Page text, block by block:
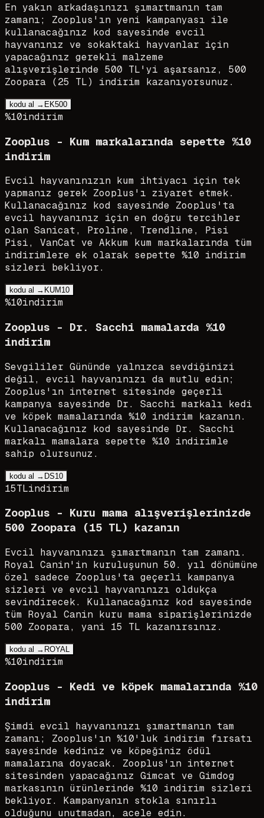
En yakın arkadaşınızı şımartmanın tam
zamanı; Zooplus'ın yeni kampanyası ile
kullanacağınız kod sayesinde evcil
hayvanınız ve sokaktaki hayvanlar için
yapacağınız gerekli malzeme
alışverişlerinde 500 TL'yi aşarsanız, 500
Zoopara (25 TL) indirim kazanıyorsunuz.
kodu al → EK500
%10indirim
Zooplus - Kum markalarında sepette %10
indirim
Evcil hayvanınızın kum ihtiyacı için tek
yapmanız gerek Zooplus'ı ziyaret etmek.
Kullanacağınız kod sayesinde Zooplus'ta
evcil hayvanınız için en doğru tercihler
olan Sanicat, Proline, Trendline, Pisi
Pisi, VanCat ve Akkum kum markalarında tüm
indirimlere ek olarak sepette %10 indirim
sizleri bekliyor.
kodu al → KUM10
%10indirim
Zooplus - Dr. Sacchi mamalarda %10
indirim
Sevgililer Gününde yalnızca sevdiğinizi
değil, evcil hayvanınızı da mutlu edin;
Zooplus'ın internet sitesinde geçerli
kampanya sayesinde Dr. Sacchi markalı kedi
ve köpek mamalarında %10 indirim kazanın.
Kullanacağınız kod sayesinde Dr. Sacchi
markalı mamalara sepette %10 indirimle
sahip olursunuz.
kodu al → DS10
15TLindirim
Zooplus - Kuru mama alışverişlerinizde
500 Zoopara (15 TL) kazanın
Evcil hayvanınızı şımartmanın tam zamanı.
Royal Canin'in kuruluşunun 50. yıl dönümüne
özel sadece Zooplus'ta geçerli kampanya
sizleri ve evcil hayvanınızı oldukça
sevindirecek. Kullanacağınız kod sayesinde
tüm Royal Canin kuru mama siparişlerinizde
500 Zoopara, yani 15 TL kazanırsınız.
kodu al → ROYAL
%10indirim
Zooplus - Kedi ve köpek mamalarında %10
indirim
Şimdi evcil hayvanınızı şımartmanın tam
zamanı; Zooplus'ın %10'luk indirim fırsatı
sayesinde kediniz ve köpeğiniz ödül
mamalarına doyacak. Zooplus'ın internet
sitesinden yapacağınız Gimcat ve Gimdog
markasının ürünlerinde %10 indirim sizleri
bekliyor. Kampanyanın stokla sınırlı
olduğunu unutmadan, acele edin.